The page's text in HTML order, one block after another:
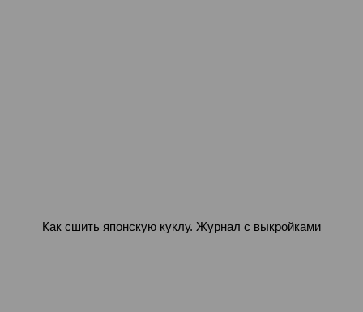
Как сшить японскую куклу. Журнал с выкройками